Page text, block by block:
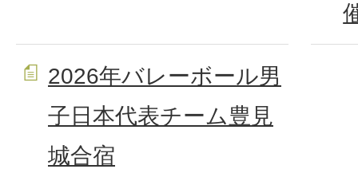
2026年バレーボール男
子日本代表チーム豊見
城合宿